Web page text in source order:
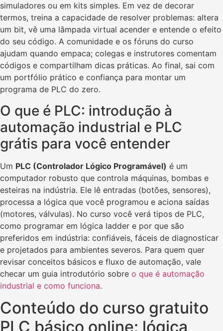
simuladores ou em kits simples. Em vez de decorar
termos, treina a capacidade de resolver problemas: altera
um bit, vê uma lâmpada virtual acender e entende o efeito
do seu código. A comunidade e os fóruns do curso
ajudam quando empaca; colegas e instrutores comentam
códigos e compartilham dicas práticas. Ao final, sai com
um portfólio prático e confiança para montar um
programa de PLC do zero.
O que é PLC: introdução à
automação industrial e PLC
grátis para você entender
Um PLC (Controlador Lógico Programável) é um
computador robusto que controla máquinas, bombas e
esteiras na indústria. Ele lê entradas (botões, sensores),
processa a lógica que você programou e aciona saídas
(motores, válvulas). No curso você verá tipos de PLC,
como programar em lógica ladder e por que são
preferidos em indústria: confiáveis, fáceis de diagnosticar
e projetados para ambientes severos. Para quem quer
revisar conceitos básicos e fluxo de automação, vale
checar um guia introdutório sobre o que é automação
industrial e como funciona.
Conteúdo do curso gratuito
PLC básico online: lógica